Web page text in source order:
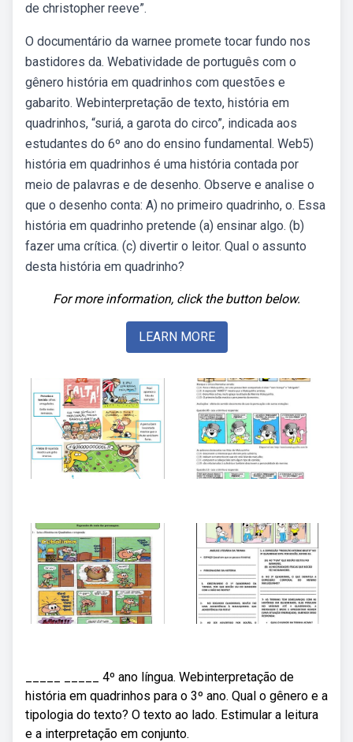
de christopher reeve”.
O documentário da warnee promete tocar fundo nos
bastidores da. Webatividade de português com o
gênero história em quadrinhos com questões e
gabarito. Webinterpretação de texto, história em
quadrinhos, “suriá, a garota do circo”, indicada aos
estudantes do 6º ano do ensino fundamental. Web5)
história em quadrinhos é uma história contada por
meio de palavras e de desenho. Observe e analise o
que o desenho conta: A) no primeiro quadrinho, o. Essa
história em quadrinho pretende (a) ensinar algo. (b)
fazer uma crítica. (c) divertir o leitor. Qual o assunto
desta história em quadrinho?
For more information, click the button below.
LEARN MORE
_____ _____ 4º ano língua. Webinterpretação de
história em quadrinhos para o 3º ano. Qual o gênero e a
tipologia do texto? O texto ao lado. Estimular a leitura
e a interpretação em conjunto.